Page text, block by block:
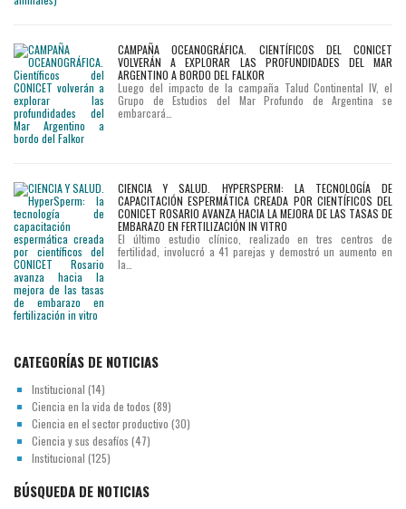
CAMPAÑA OCEANOGRÁFICA. CIENTÍFICOS DEL CONICET
VOLVERÁN A EXPLORAR LAS PROFUNDIDADES DEL MAR
ARGENTINO A BORDO DEL FALKOR
Luego del impacto de la campaña Talud Continental IV, el
Grupo de Estudios del Mar Profundo de Argentina se
embarcará…
CIENCIA Y SALUD. HYPERSPERM: LA TECNOLOGÍA DE
CAPACITACIÓN ESPERMÁTICA CREADA POR CIENTÍFICOS DEL
CONICET ROSARIO AVANZA HACIA LA MEJORA DE LAS TASAS DE
EMBARAZO EN FERTILIZACIÓN IN VITRO
El último estudio clínico, realizado en tres centros de
fertilidad, involucró a 41 parejas y demostró un aumento en
la…
CATEGORÍAS DE NOTICIAS
Institucional (14)
Ciencia en la vida de todos (89)
Ciencia en el sector productivo (30)
Ciencia y sus desafíos (47)
Institucional (125)
BÚSQUEDA DE NOTICIAS